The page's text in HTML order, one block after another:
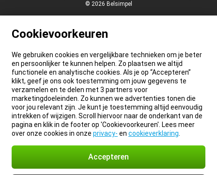
© 2026 Belsimpel
Cookievoorkeuren
We gebruiken cookies en vergelijkbare technieken om je beter
en persoonlijker te kunnen helpen. Zo plaatsen we altijd
functionele en analytische cookies. Als je op “Accepteren”
klikt, geef je ons ook toestemming om jouw gegevens te
verzamelen en te delen met 3 partners voor
marketingdoeleinden. Zo kunnen we advertenties tonen die
voor jou relevant zijn. Je kunt je toestemming altijd eenvoudig
intrekken of wijzigen. Scroll hiervoor naar de onderkant van de
pagina en klik in de footer op 'Cookievoorkeuren'. Lees meer
over onze cookies in onze privacy- en cookieverklaring
Accepteren